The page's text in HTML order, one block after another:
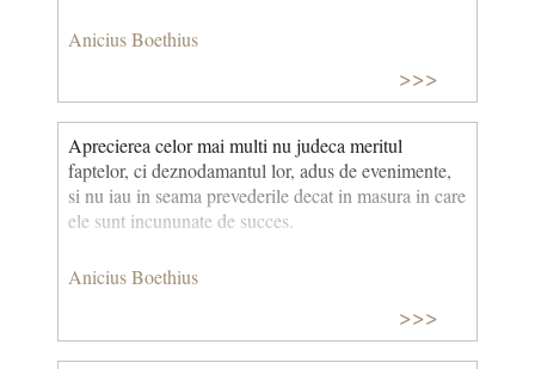
Anicius Boethius
>>>
Aprecierea celor mai multi nu judeca meritul
faptelor, ci deznodamantul lor, adus de evenimente,
si nu iau in seama prevederile decat in masura in care
ele sunt incununate de succes.
Anicius Boethius
>>>